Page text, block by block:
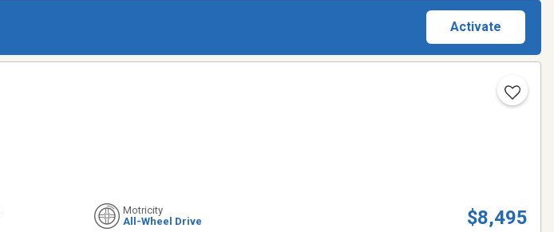
Activate
Motricity
All-Wheel Drive
$8,495